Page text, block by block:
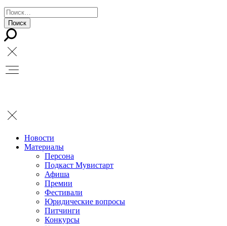
Новости
Материалы
Персона
Подкаст Мувистарт
Афиша
Премии
Фестивали
Юридические вопросы
Питчинги
Конкурсы